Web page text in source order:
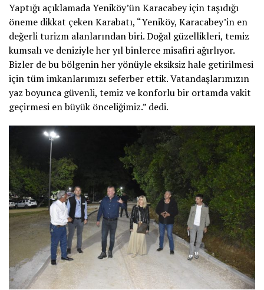
Yaptığı açıklamada Yeniköy’ün Karacabey için taşıdığı
öneme dikkat çeken Karabatı, “Yeniköy, Karacabey’in en
değerli turizm alanlarından biri. Doğal güzellikleri, temiz
kumsalı ve deniziyle her yıl binlerce misafiri ağırlıyor.
Bizler de bu bölgenin her yönüyle eksiksiz hale getirilmesi
için tüm imkanlarımızı seferber ettik. Vatandaşlarımızın
yaz boyunca güvenli, temiz ve konforlu bir ortamda vakit
geçirmesi en büyük önceliğimiz.” dedi.